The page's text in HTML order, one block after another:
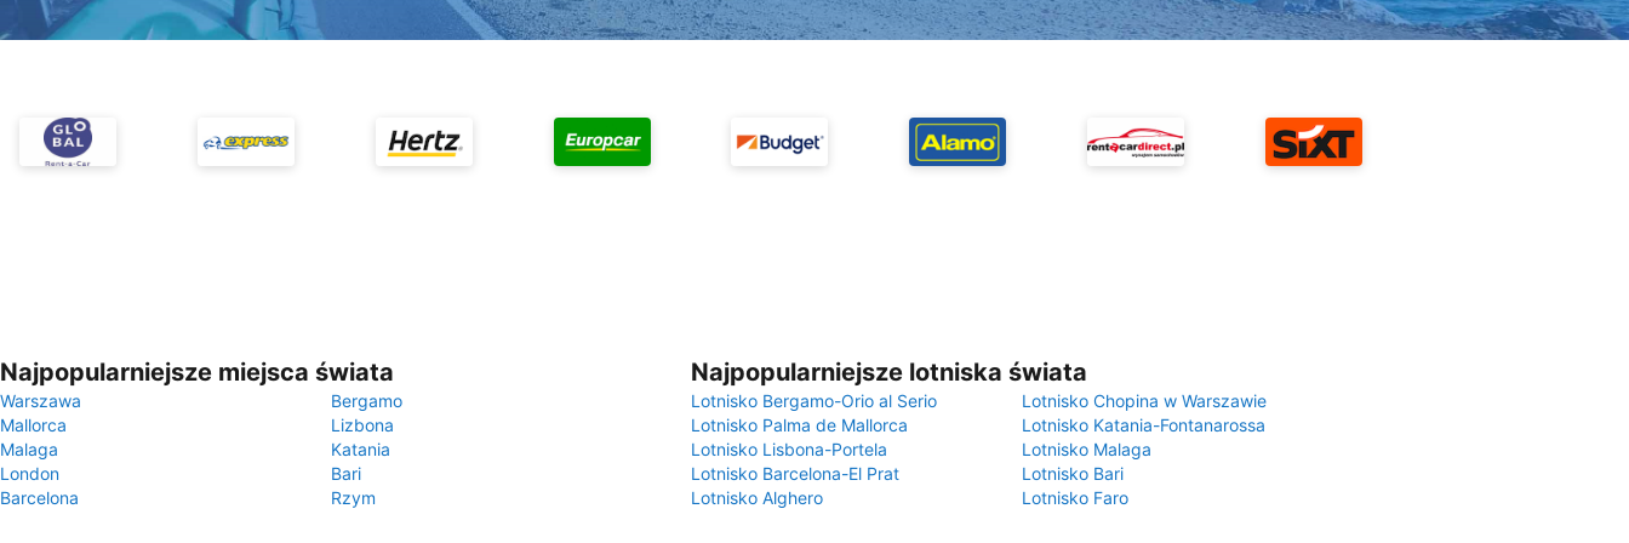
Najpopularniejsze miejsca świata
Warszawa
Bergamo
Mallorca
Lizbona
Malaga
Katania
London
Bari
Barcelona
Rzym
Najpopularniejsze lotniska świata
Lotnisko Bergamo-Orio al Serio
Lotnisko Chopina w Warszawie
Lotnisko Palma de Mallorca
Lotnisko Katania-Fontanarossa
Lotnisko Lisbona-Portela
Lotnisko Malaga
Lotnisko Barcelona-El Prat
Lotnisko Bari
Lotnisko Alghero
Lotnisko Faro